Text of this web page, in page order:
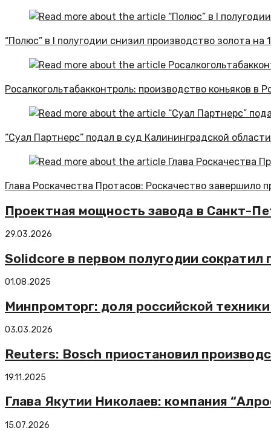
“Полюс” в I полугодии снизил производство золота на
Росалкогольтабакконтроль: производство коньяков в
“Суал Партнерс” подал в суд Калининградской
Глава Роскачества Протасов: Роскачество завершило
Проектная мощность завода в Санкт-
29.03.2026
Solidcore в первом полугодии сократил
01.08.2025
Минпромторг: доля российской
03.03.2026
Reuters: Bosch приостановил
19.11.2025
Глава Якутии Николаев: компания
15.07.2026